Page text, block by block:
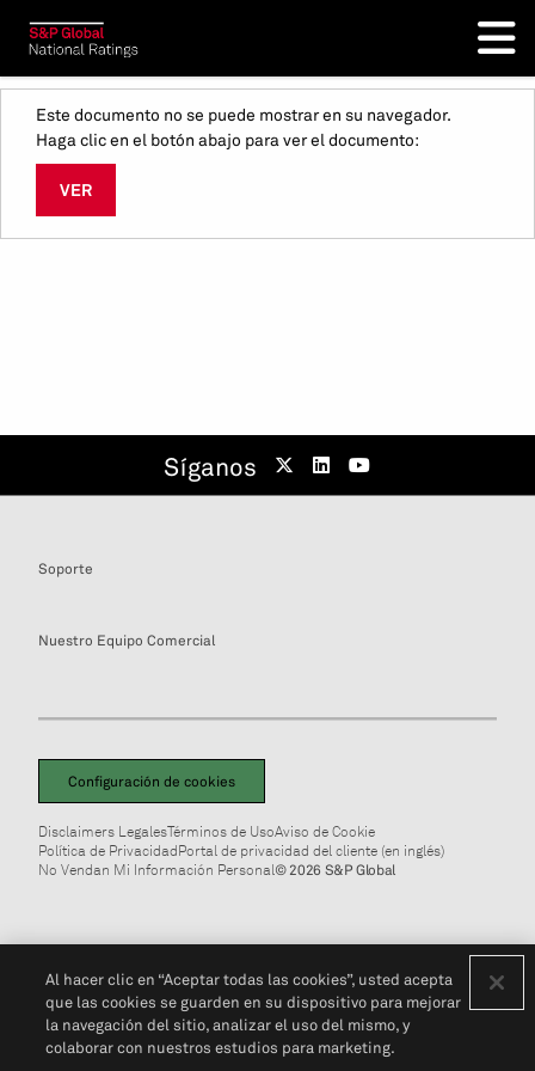
Este documento no se puede mostrar en su navegador.
Haga clic en el botón abajo para ver el documento:
VER
Síganos
Soporte
Nuestro Equipo Comercial
Configuración de cookies
Disclaimers LegalesTérminos de UsoAviso de Cookie
Política de PrivacidadPortal de privacidad del cliente (en inglés)
No Vendan Mi Información Personal© 2026 S&P Global
Al hacer clic en “Aceptar todas las cookies”, usted acepta
que las cookies se guarden en su dispositivo para mejorar
la navegación del sitio, analizar el uso del mismo, y
colaborar con nuestros estudios para marketing.